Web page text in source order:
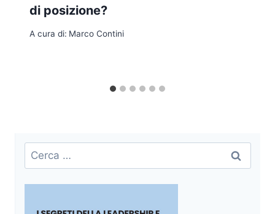
di posizione?
A cura di: Marco Contini
Ricerca
per: